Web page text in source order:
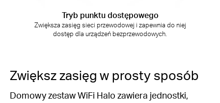
Tryb punktu dostępowego
Zwiększa zasięg sieci przewodowej i zapewnia do niej
dostęp dla urządzeń bezprzewodowych.
Zwiększ zasięg w prosty sposób
Domowy zestaw WiFi Halo zawiera jednostki,